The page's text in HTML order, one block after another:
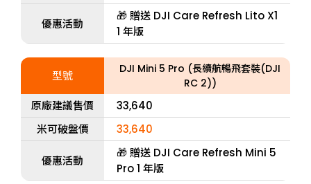
優惠活動
🎁 贈送 DJI Care Refresh Lito X1
1 年版
型號
DJI Mini 5 Pro (長續航暢飛套裝(DJI
RC 2))
原廠建議售價
33,640
米可破盤價
33,640
優惠活動
🎁 贈送 DJI Care Refresh Mini 5
Pro 1 年版